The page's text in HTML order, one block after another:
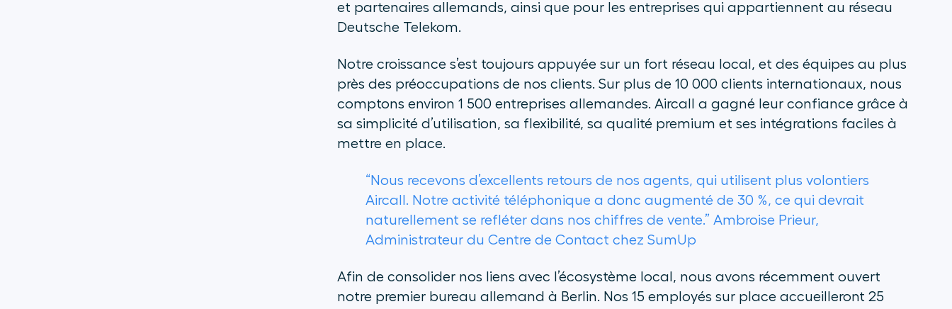
et partenaires allemands, ainsi que pour les entreprises qui appartiennent au réseau
Deutsche Telekom.
Notre croissance s’est toujours appuyée sur un fort réseau local, et des équipes au plus
près des préoccupations de nos clients. Sur plus de 10 000 clients internationaux, nous
comptons environ 1 500 entreprises allemandes. Aircall a gagné leur confiance grâce à
sa simplicité d’utilisation, sa flexibilité, sa qualité premium et ses intégrations faciles à
mettre en place.
“Nous recevons d’excellents retours de nos agents, qui utilisent plus volontiers
Aircall. Notre activité téléphonique a donc augmenté de 30 %, ce qui devrait
naturellement se refléter dans nos chiffres de vente.” Ambroise Prieur,
Administrateur du Centre de Contact chez SumUp
Afin de consolider nos liens avec l’écosystème local, nous avons récemment ouvert
notre premier bureau allemand à Berlin. Nos 15 employés sur place accueilleront 25